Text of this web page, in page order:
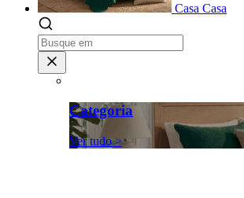
Casa Casa
Categoria
Ver tudo >